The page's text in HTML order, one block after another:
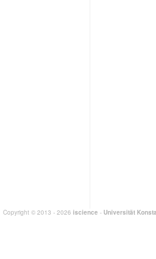
Copyright © 2013 - 2026 iscience - Universität